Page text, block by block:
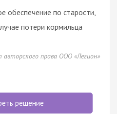
обеспечение по старости,
потери кормильца
авторского права ООО «Легион»
решение